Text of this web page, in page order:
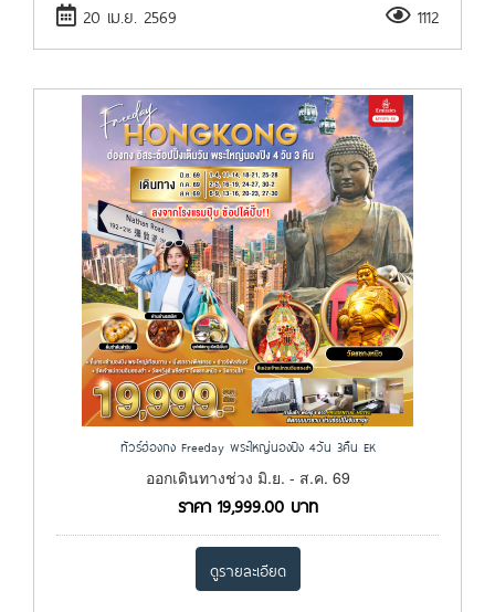
20 เม.ย. 2569 1112
ทัวร์ฮ่องกง Freeday พระใหญ่นองปิง 4วัน 3คืน EK
ออกเดินทางช่วง มิ.ย. - ส.ค. 69
ราคา 19,999.00บาท
ดูรายละเอียด